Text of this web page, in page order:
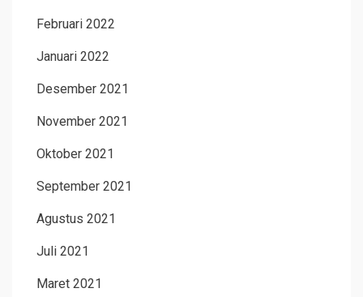
Februari 2022
Januari 2022
Desember 2021
November 2021
Oktober 2021
September 2021
Agustus 2021
Juli 2021
Maret 2021